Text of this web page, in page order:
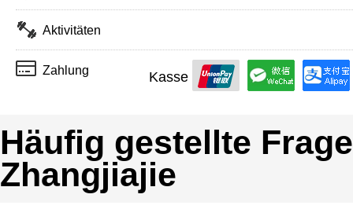
Aktivitäten
Zahlung Kasse
Häufig gestellte
Zhangjiajie